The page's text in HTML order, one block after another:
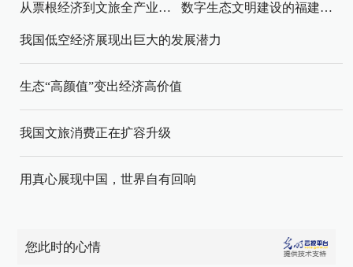
从票根经济到文旅全产业链升级 数字生态文明建设的福建路径与启示
我国低空经济展现出巨大的发展潜力
生态“高颜值”变出经济高价值
我国文旅消费正在扩容升级
用真心展现中国，世界自有回响
您此时的心情